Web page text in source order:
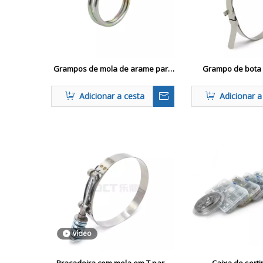
Grampos de mola de arame para
pressão
Adicionar a cesta
Grampo de bota
eixo e eixo de
Adicionar
vídeo